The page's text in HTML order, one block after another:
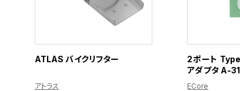
ATLAS バイクリフター
アトラス
2ポート
アダプタ A-31
ECore